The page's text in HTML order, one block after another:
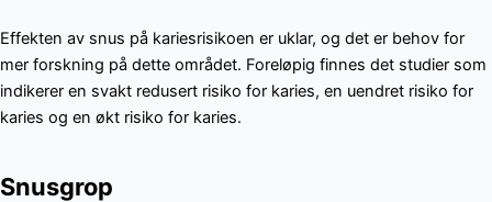
Effekten av snus på kariesrisikoen er uklar, og det er behov for
mer forskning på dette området. Foreløpig finnes det studier som
indikerer en svakt redusert risiko for karies, en uendret risiko for
karies og en økt risiko for karies.
Snusgrop